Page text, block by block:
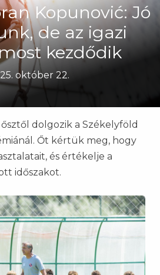
Kopunović: Jó
de az igazi
kezdődik
október 22.
dolgozik a Székelyföld
Őt kértük meg, hogy
és értékelje a
időszakot.